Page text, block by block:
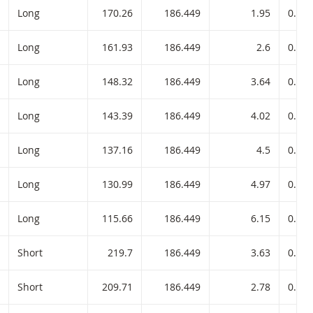
Long 170.26 186.449 1.95 0.010
Long 161.93 186.449 2.6 0.010
Long 148.32 186.449 3.64 0.010
Long 143.39 186.449 4.02 0.010
Long 137.16 186.449 4.5 0.010
Long 130.99 186.449 4.97 0.010
Long 115.66 186.449 6.15 0.010
Short 219.7 186.449 3.63 0.010
Short 209.71 186.449 2.78 0.010